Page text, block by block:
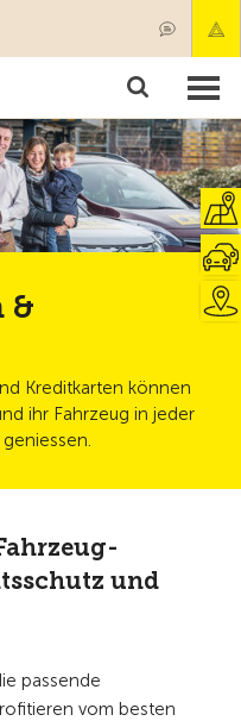
&
Kreditkarten können
ihr Fahrzeug in jeder
und
passende
vom besten